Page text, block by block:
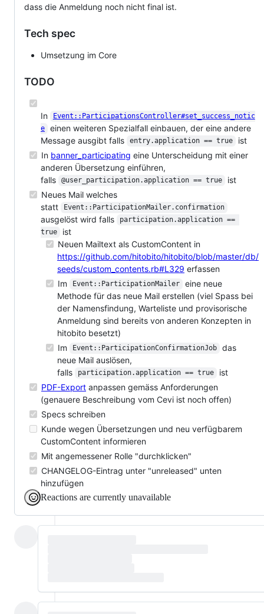
dass die Anmeldung noch nicht final ist.
Tech spec
Umsetzung im Core
TODO
In
Event::ParticipationsController#set_success_notic
e
einen weiteren Spezialfall einbauen, der eine andere
Message ausgibt falls
entry.application == true
ist
In banner_participating eine Unterscheidung mit einer
anderen Übersetzung einführen,
falls
@user_participation.application == true
ist
Neues Mail welches
statt
Event::ParticipationMailer.confirmation
ausgelöst wird falls
participation.application ==
true
ist
Neuen Mailtext als CustomContent in
https://github.com/hitobito/hitobito/blob/master/db/
seeds/custom_contents.rb#L329 erfassen
Im
Event::ParticipationMailer
eine neue
Methode für das neue Mail erstellen (viel Spass bei
der Namensfindung, Warteliste und provisorische
Anmeldung sind bereits von anderen Konzepten in
hitobito besetzt)
Im
Event::ParticipationConfirmationJob
das
neue Mail auslösen,
falls
participation.application == true
ist
PDF-Export anpassen gemäss Anforderungen
(genauere Beschreibung vom Cevi ist noch offen)
Specs schreiben
Kunde wegen Übersetzungen und neu verfügbarem
CustomContent informieren
Mit angemessener Rolle "durchklicken"
CHANGELOG-Eintrag unter "unreleased" unten
hinzufügen
Reactions are currently unavailable